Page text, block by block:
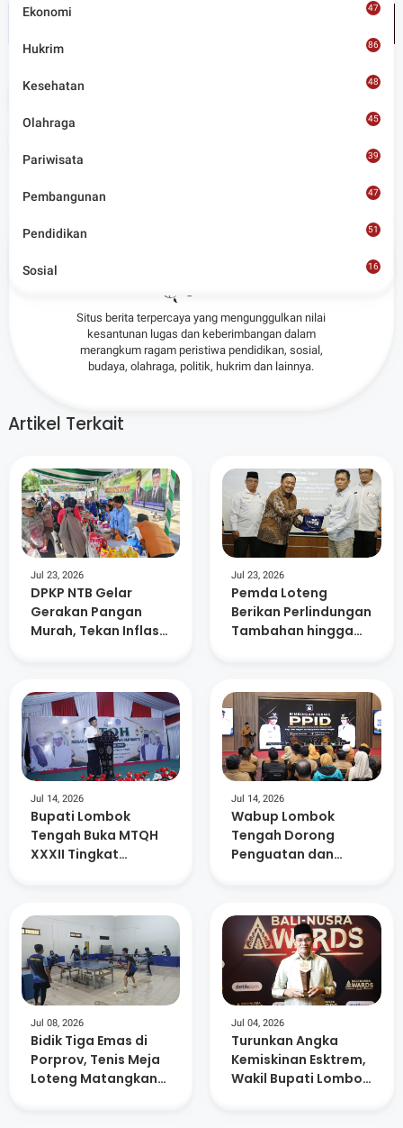
Tags
Admin
Situs berita terpercaya yang mengunggulkan nilai
kesantunan lugas dan keberimbangan dalam
merangkum ragam peristiwa pendidikan, sosial,
budaya, olahraga, politik, hukrim dan lainnya.
Artikel Terkait
Jul 23, 2026
DPKP NTB Gelar
Gerakan Pangan
Murah, Tekan Inflasi
Jul 23, 2026
Pemda Loteng
Berikan Perlindungan
Tambahan hingga
Jul 14, 2026
Bupati Lombok
Tengah Buka MTQH
XXXII Tingkat
Jul 14, 2026
Wabup Lombok
Tengah Dorong
Penguatan dan
Negeri
Jul 08, 2026
Bidik Tiga Emas di
Porprov, Tenis Meja
Loteng Matangkan
Jul 04, 2026
Turunkan Angka
Kemiskinan Esktrem,
Wakil Bupati Lombok
Ekonomi 47
Hukrim 86
Kesehatan 48
Olahraga 45
Pariwisata 39
Pembangunan 47
Pendidikan 51
Sosial
16